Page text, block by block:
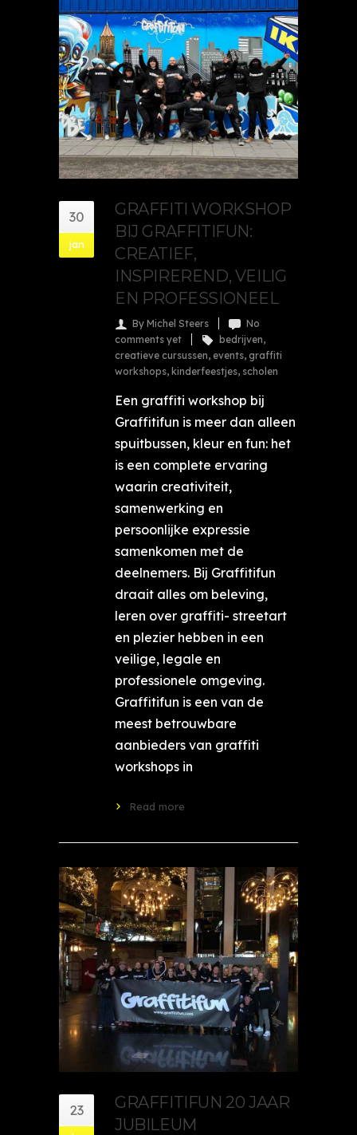
30
jan
GRAFFITI WORKSHOP
BIJ GRAFFITIFUN:
CREATIEF,
INSPIREREND, VEILIG
EN PROFESSIONEEL
By Michel Steers
No
comments yet
bedrijven,
creatieve cursussen, events, graffiti
workshops, kinderfeestjes, scholen
Een graffiti workshop bij
Graffitifun is meer dan alleen
spuitbussen, kleur en fun: het
is een complete ervaring
waarin creativiteit,
samenwerking en
persoonlijke expressie
samenkomen met de
deelnemers. Bij Graffitifun
draait alles om beleving,
leren over graffiti- streetart
en plezier hebben in een
veilige, legale en
professionele omgeving.
Graffitifun is een van de
meest betrouwbare
aanbieders van graffiti
workshops in
Read more
23
GRAFFITIFUN 20 JAAR
JUBILEUM